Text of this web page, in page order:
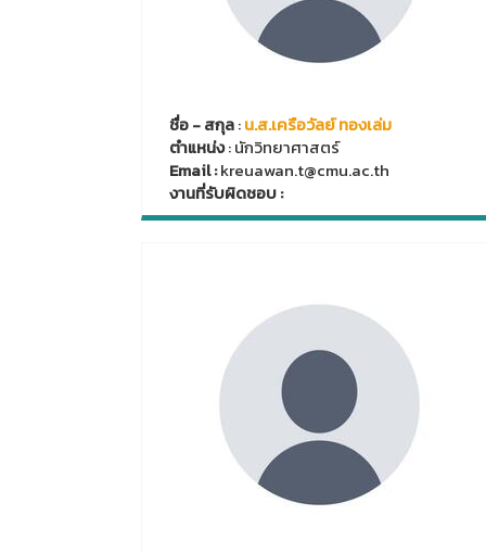
ชื่อ - สกุล:น.ส.เครือวัลย์ ทองเล่ม
ตำแหน่ง: นักวิทยาศาสตร์
Email :kreuawan.t@cmu.ac.th
งานที่รับผิดชอบ :